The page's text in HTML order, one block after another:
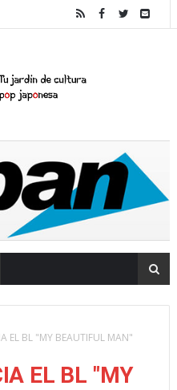
EL BL "MY BEAUTIFUL MAN"
EL BL "MY